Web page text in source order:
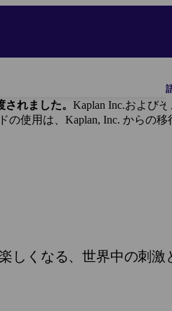
れました。 Kaplan Inc.および
使用は、Kaplan, Inc. からの移
しくなる、世界中の刺激